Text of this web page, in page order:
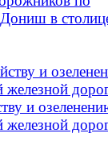
Дониш в
и
железной